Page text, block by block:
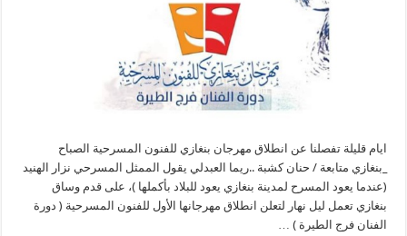
عن
انطلاق
مهرجان
بنغازي
للفنون
المسرحية
مغلقة
ايام قليلة تفصلنا عن انطلاق مهرجان بنغازي للفنون المسرحية الصباح
_بنغازي متابعة / حنان كشبة ..ريما العبدلي يقول الممثل المسرحي نزار الهنيد
(عندما يعود المسرح لمدينة بنغازي يعود للبلاد بأكملها )، على قدم وساق
بنغازي تعمل ليل نهار لتعلن انطلاق مهرجانها الأول للفنون المسرحية ( دورة
الفنان فرج الطيرة ) …